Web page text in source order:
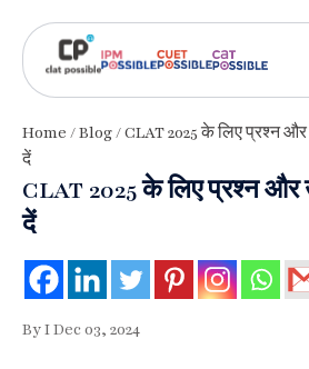
Home /Blog/ CLAT 2025 के लिए प्रश्न
दें
CLAT 2025 के लिए प्रश्न और
दें
By I Dec 03, 2024